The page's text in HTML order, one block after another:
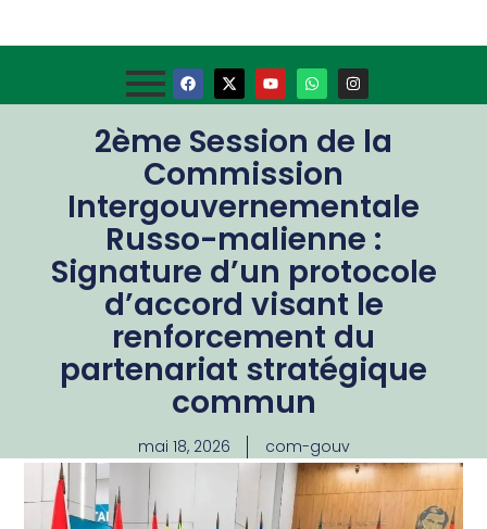
2ème Session de la
Commission
Intergouvernementale
Russo-malienne :
Signature d’un protocole
d’accord visant le
renforcement du
partenariat stratégique
commun
mai 18, 2026 com-gouv